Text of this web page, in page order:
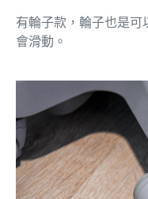
有輪子款，輪子也是可
會滑動。